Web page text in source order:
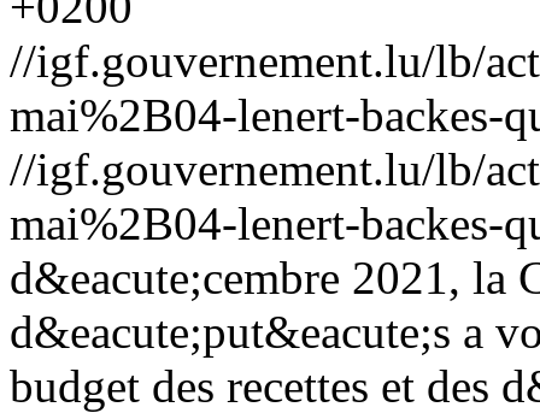
//igf.gouvernement.lu/lb/
mai%2B04-lenert-backes-
//igf.gouvernement.lu/lb/
mai%2B04-lenert-backes-
d&eacute;cembre 2021, la
d&eacute;put&eacute;s a
budget des recettes et des